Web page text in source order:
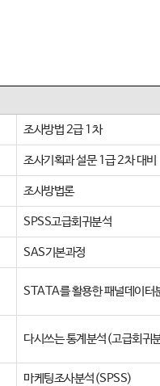
조사방법 2급 1차
조사기획과 설문 1급 2차 대비
조사방법론
SPSS고급회귀분석
SAS기본과정
STATA를 활용한 패널데이터
다시쓰는 통계분석(고급회귀
마케팅조사분석(SPSS)